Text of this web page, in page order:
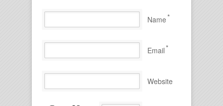
Name*
Email*
Website